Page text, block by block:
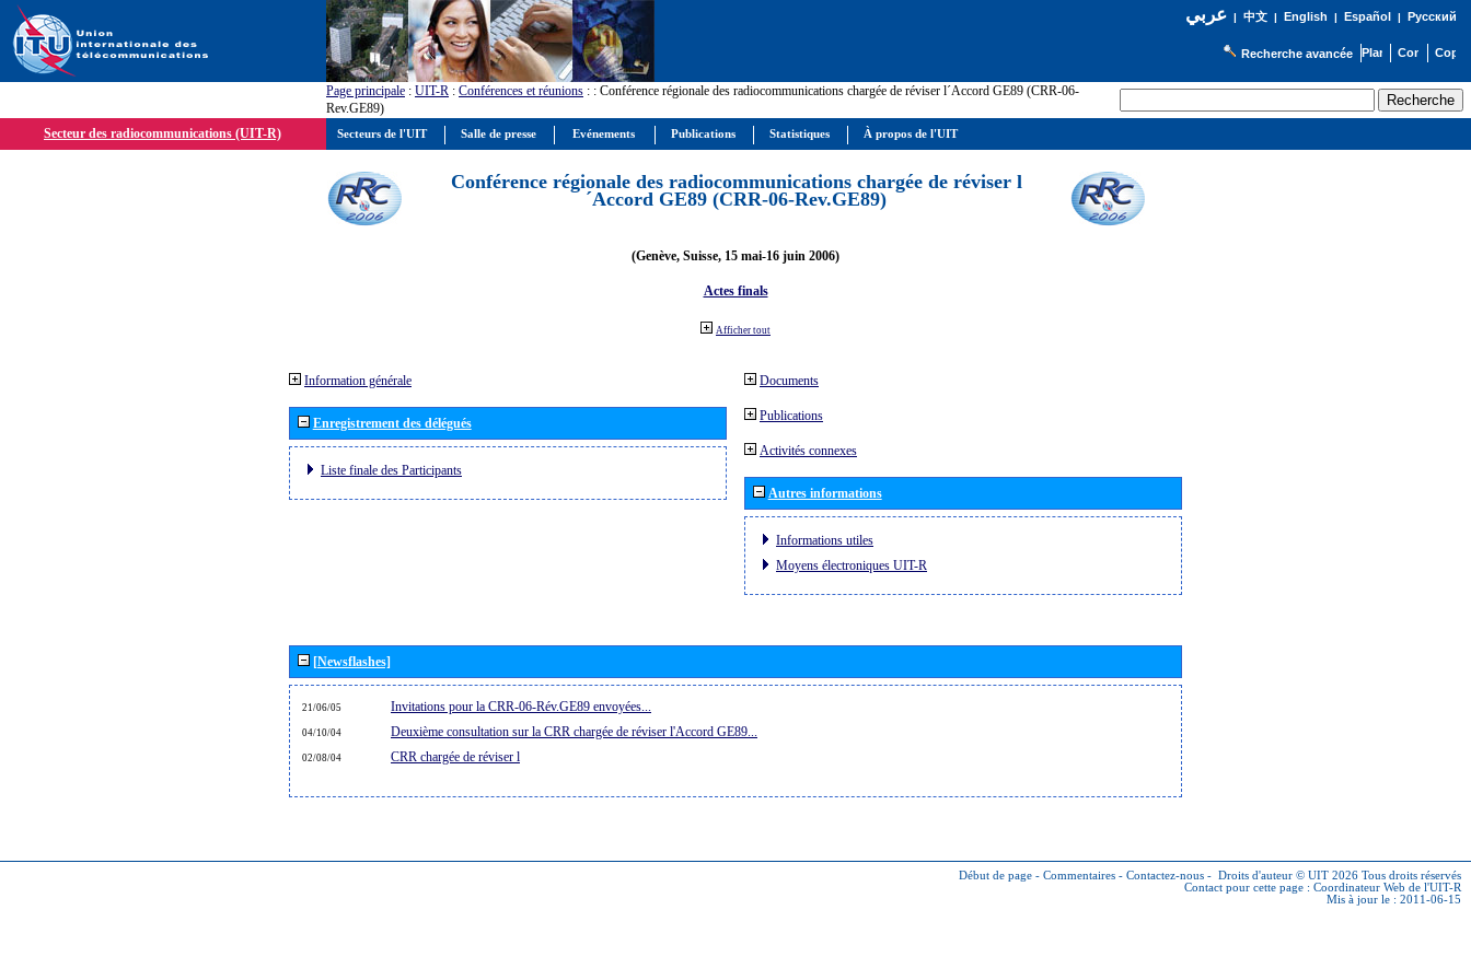
عربي| 中文| English | Español | Русский
Recherche avancée
Page principale : UIT-R : Conférences et réunions : : Conférence régionale des radiocommunications chargée de réviser l´Accord GE89 (CRR-06-
Rev.GE89)
Secteur des radiocommunications (UIT-R)
Conférence régionale des radiocommunications chargée de réviser l
´Accord GE89 (CRR-06-Rev.GE89)
(Genève, Suisse, 15 mai-16 juin 2006)
Actes finals
Afficher tout
Information générale
Enregistrement des délégués
Liste finale des Participants
Documents
Publications
Activités connexes
Autres informations
Informations utiles
Moyens électroniques UIT-R
[Newsflashes]
21/06/05 Invitations pour la CRR-06-Rév.GE89 envoyées...
04/10/04 Deuxième consultation sur la CRR chargée de réviser l'Accord GE89...
02/08/04 CRR chargée de réviser l
Début de page - Commentaires - Contactez-nous - Droits d'auteur © UIT 2026 Tous droits réservés
Contact pour cette page : Coordinateur Web de l'UIT-R
Mis à jour le : 2011-06-15
Secteurs de l'UIT Salle de presse Evénements Publications Statistiques À propos de l'UIT